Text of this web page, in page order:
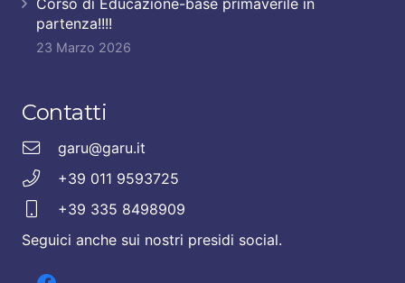
partenza!!!!
23 Marzo 2026
Contatti
garu@garu.it
+39 011 9593725
+39 335 8498909
Seguici anche sui nostri presidi social.